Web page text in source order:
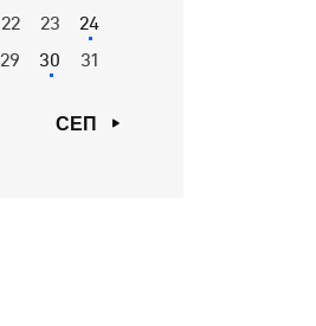
22 23
24
29 30 31
СЕП »